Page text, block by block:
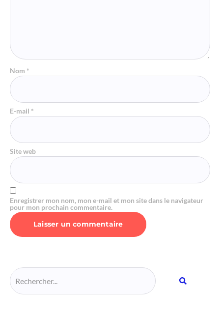
Nom *
E-mail *
Site web
Enregistrer mon nom, mon e-mail et mon site dans le navigateur
pour mon prochain commentaire.